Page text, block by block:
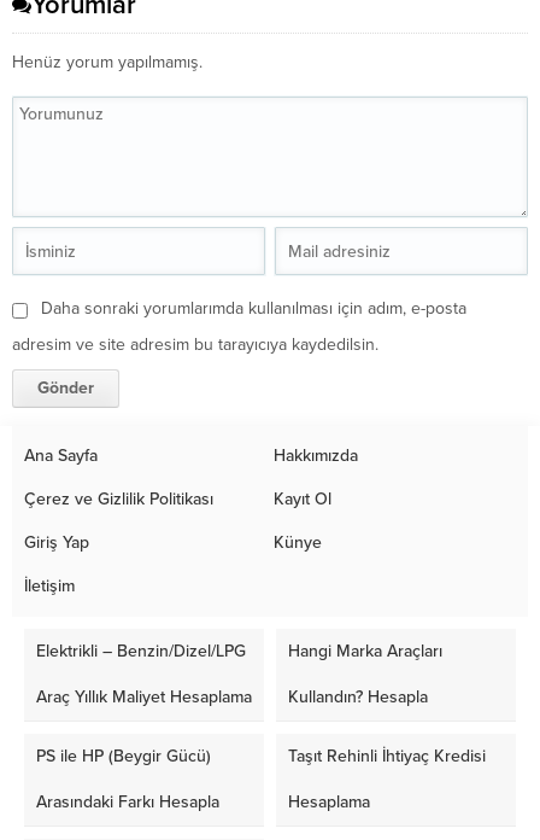
Henüz yorum yapılmamış.
Daha sonraki yorumlarımda kullanılması için adım, e-posta
adresim ve site adresim bu tarayıcıya kaydedilsin.
Ana Sayfa Hakkımızda
Çerez ve Gizlilik Politikası Kayıt Ol
Giriş Yap Künye
İletişim
Elektrikli – Benzin/Dizel/LPG
Araç Yıllık Maliyet Hesaplama
Hangi Marka Araçları
Kullandın? Hesapla
PS ile HP (Beygir Gücü)
Arasındaki Farkı Hesapla
Taşıt Rehinli İhtiyaç Kredisi
Hesaplama